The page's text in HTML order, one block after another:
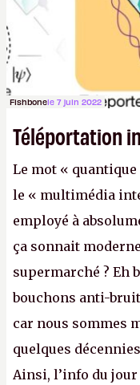
Fishbonele 7 juin 2022
Téléportation
Le mot «
le « multimédia
employé à
ça sonnait
supermarché ? Eh
bouchons anti-
car nous sommes
quelques
Ainsi, l’info du